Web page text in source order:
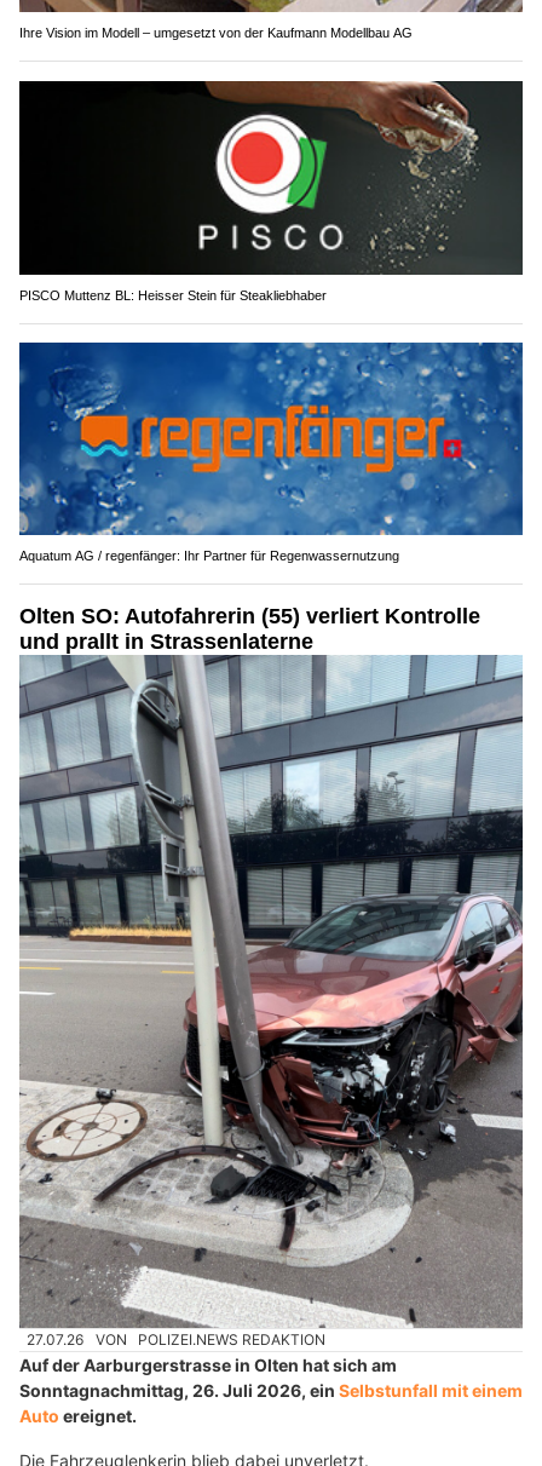
Ihre Vision im Modell – umgesetzt von der Kaufmann Modellbau AG
PISCO Muttenz BL: Heisser Stein für Steakliebhaber
Aquatum AG / regenfänger: Ihr Partner für Regenwassernutzung
Olten SO: Autofahrerin (55) verliert Kontrolle
und prallt in Strassenlaterne
27.07.26 VON POLIZEI.NEWS REDAKTION
Auf der Aarburgerstrasse in Olten hat sich am
Sonntagnachmittag, 26. Juli 2026, ein Selbstunfall mit einem
Auto ereignet.
Die Fahrzeuglenkerin blieb dabei unverletzt.